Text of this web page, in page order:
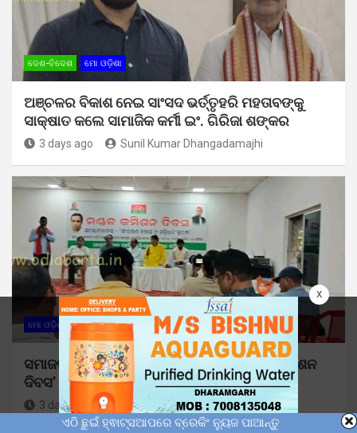
x
ଦେଶ-ବିଦେଶ ମୋ ଓଡ଼ିଶା
ଅଞ୍ଚଳର ବିକାଶ ନେଇ ସାଂସଦ ଭର୍ତ୍ତୃହରି ମହତାବଙ୍କୁ
ସାକ୍ଷାତ କଲେ ସାମାଜିକ କର୍ମୀ ଇଂ. ଗିରିଜା ଶଙ୍କର
3 days ago Sunil Kumar Dhangadamajhi
ମୋ ଓଡ଼ିଶା
ସମାଜବାଦୀ ପାର୍ଟି ପକ୍ଷରୁ ପାଳିତ ହେଲା ‘ମଣ୍ଡଳ କମିଶନ
ଦିବସ’
3 days ago Sunil Kumar Dhangadamajhi
ଏଠି ଛୁଇଁ ହ୍ଵାଟ୍ସଆପରେ ବ୍ରେକିଂ ନ୍ୟୁଜ ପାଆନ୍ତୁ